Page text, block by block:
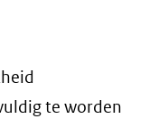
te worden